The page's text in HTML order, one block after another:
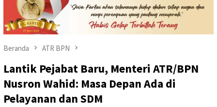
Beranda ATR BPN
Lantik Pejabat Baru, Menteri ATR/BPN
Nusron Wahid: Masa Depan Ada di
Pelayanan dan SDM